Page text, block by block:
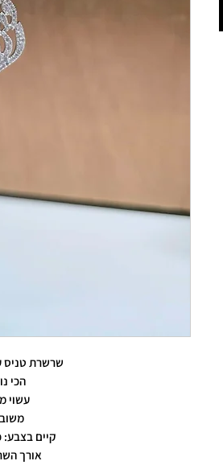
שרשרת טניס
הכי
עשוי
קיים בצבע:
אורך